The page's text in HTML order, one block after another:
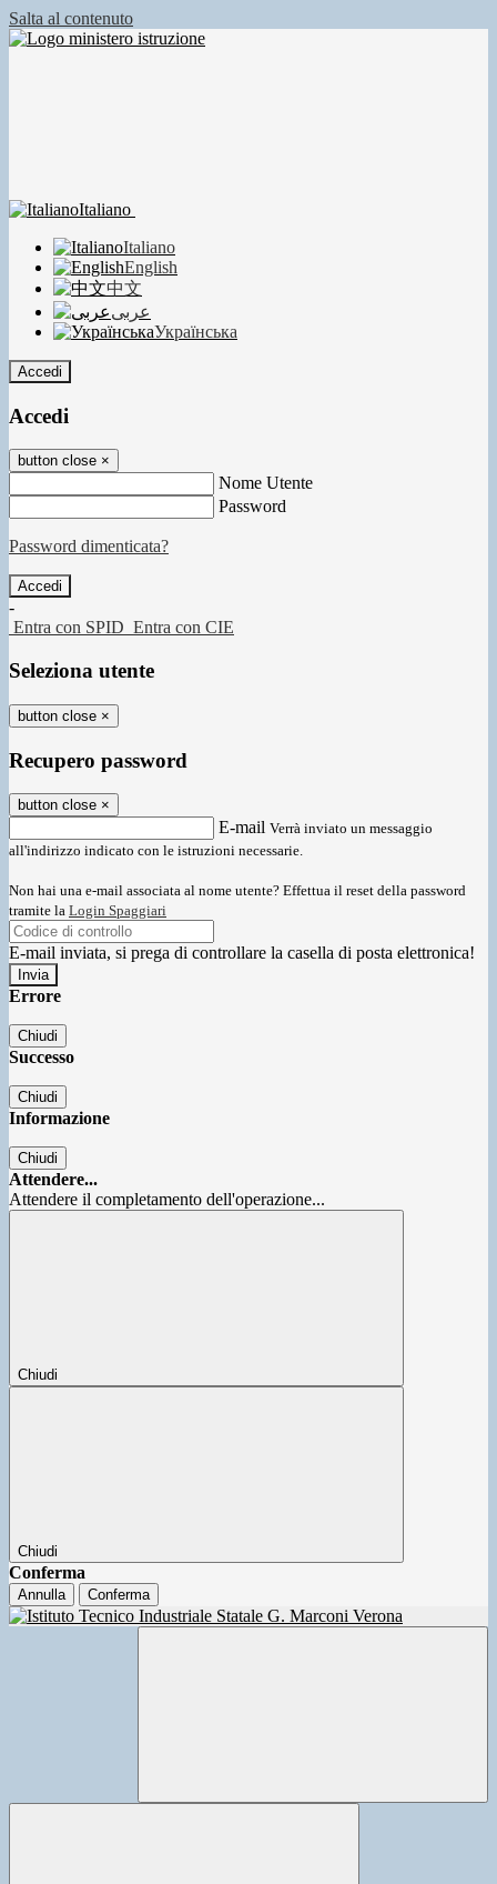
Salta al contenuto
Italiano
Italiano
English
中文
عربى
Українська
Accedi
Accedi
button close ×
Nome Utente
Password
Password dimenticata?
-
Entra con SPID Entra con CIE
Seleziona utente
button close ×
Recupero password
button close ×
E-mail Verrà inviato un messaggio
all'indirizzo indicato con le istruzioni necessarie.
Non hai una e-mail associata al nome utente? Effettua il reset della password
tramite la Login Spaggiari
E-mail inviata, si prega di controllare la casella di posta elettronica!
Errore
Chiudi
Successo
Chiudi
Informazione
Chiudi
Attendere...
Attendere il completamento dell'operazione...
Chiudi
Chiudi
Conferma
Annulla Conferma